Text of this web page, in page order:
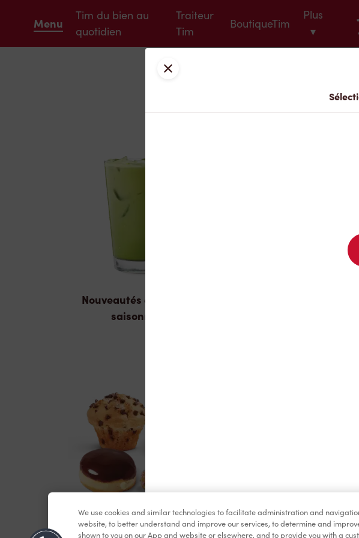
Menu
Tim du bien au
quotidien
Traiteur
Tim
BoutiqueTim
Plus
▾
Nouveautés et produits
saisonniers
Pâtisseries Marchandises
We use cookies and similar technologies to facilitate administration and
website, to better understand and improve our services, to determine and
shown to you on our App and website or elsewhere, and to provide you with a
Fermer